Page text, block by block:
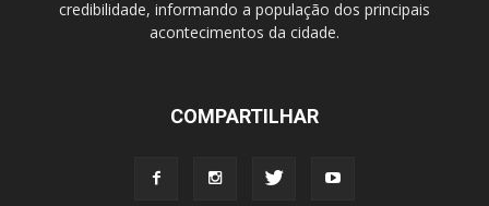
credibilidade, informando a população dos principais
acontecimentos da cidade.
COMPARTILHAR